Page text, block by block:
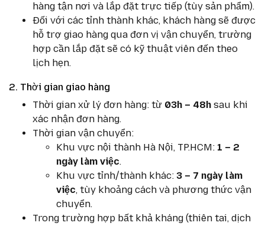
hàng tận nơi và lắp đặt trực tiếp (tùy sản phẩm).
Đối với các tỉnh thành khác, khách hàng sẽ được
hỗ trợ giao hàng qua đơn vị vận chuyển, trường
hợp cần lắp đặt sẽ có kỹ thuật viên đến theo
lịch hẹn.
2. Thời gian giao hàng
Thời gian xử lý đơn hàng: từ 03h – 48h sau khi
xác nhận đơn hàng.
Thời gian vận chuyển:
Khu vực nội thành Hà Nội, TP.HCM: 1 – 2
ngày làm việc.
Khu vực tỉnh/thành khác: 3 – 7 ngày làm
việc, tùy khoảng cách và phương thức vận
chuyển.
Trong trường hợp bất khả kháng (thiên tai, dịch